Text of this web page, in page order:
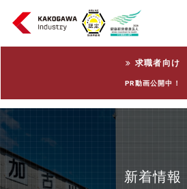
求職者向け
PR動画公開中！
新着情報